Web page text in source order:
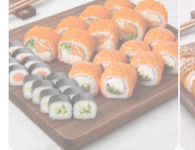
УСЛОВИЯ ДОСТАВКИ
ОПЛАТА
КЭШБЭК
ПОЛИТИКА
ПОЛЬЗОВАТЕЛЬСКОЕ
СОГЛАШЕНИЕ
ПУБЛИЧНАЯ
ФРАНШИЗА